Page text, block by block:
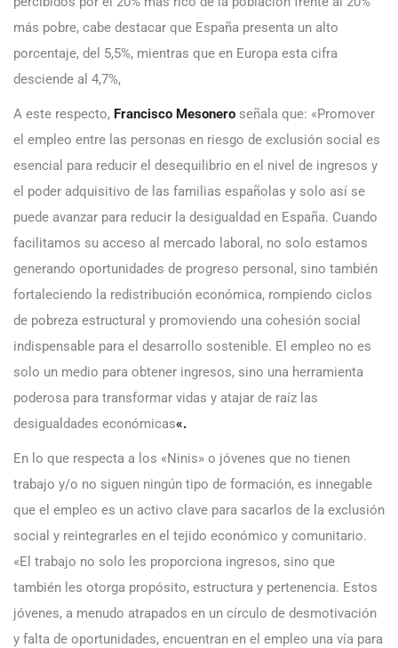
más pobre, cabe destacar que España presenta un alto
porcentaje, del 5,5%, mientras que en Europa esta cifra
desciende al 4,7%,
A este respecto, Francisco Mesonero señala que: «Promover
el empleo entre las personas en riesgo de exclusión social es
esencial para reducir el desequilibrio en el nivel de ingresos y
el poder adquisitivo de las familias españolas y solo así se
puede avanzar para reducir la desigualdad en España. Cuando
facilitamos su acceso al mercado laboral, no solo estamos
generando oportunidades de progreso personal, sino también
fortaleciendo la redistribución económica, rompiendo ciclos
de pobreza estructural y promoviendo una cohesión social
indispensable para el desarrollo sostenible. El empleo no es
solo un medio para obtener ingresos, sino una herramienta
poderosa para transformar vidas y atajar de raíz las
desigualdades económicas«.
En lo que respecta a los «Ninis» o jóvenes que no tienen
trabajo y/o no siguen ningún tipo de formación, es innegable
que el empleo es un activo clave para sacarlos de la exclusión
social y reintegrarles en el tejido económico y comunitario.
«El trabajo no solo les proporciona ingresos, sino que
también les otorga propósito, estructura y pertenencia. Estos
jóvenes, a menudo atrapados en un círculo de desmotivación
y falta de oportunidades, encuentran en el empleo una vía para